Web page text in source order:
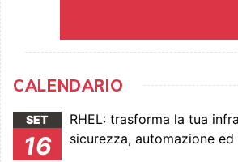
CALENDARIO
SET
16
RHEL: trasforma la tua
sicurezza, automazione